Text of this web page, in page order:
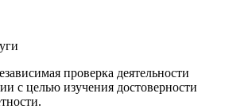
проверка деятельности
с целью изучения достоверности